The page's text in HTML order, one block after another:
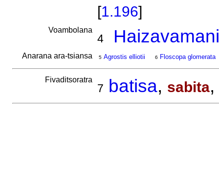
[1.196]
Voambolana
4
Anarana ara-tsiansa 5 Agrostis elliotii 6 Floscopa glomerata
Fivaditsoratra
7 batisa, sabita,